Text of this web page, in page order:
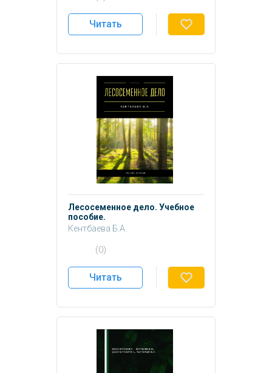
Читать
Лесосеменное дело. Учебное
пособие.
Кентбаева Б.А.
(0)
Читать